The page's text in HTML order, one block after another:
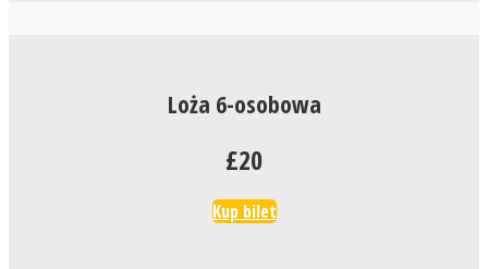
Loża 6-osobowa
£20
Kup bilet